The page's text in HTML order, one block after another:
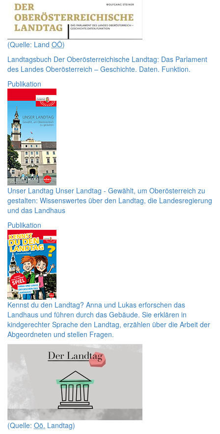
(Quelle: Land OÖ)
Landtagsbuch Der Oberösterreichische Landtag: Das Parlament
des Landes Oberösterreich – Geschichte. Daten. Funktion.
Publikation
Unser Landtag Unser Landtag - Gewählt, um Oberösterreich zu
gestalten: Wissenswertes über den Landtag, die Landesregierung
und das Landhaus
Publikation
Kennst du den Landtag? Anna und Lukas erforschen das
Landhaus und führen durch das Gebäude. Sie erklären in
kindgerechter Sprache den Landtag, erzählen über die Arbeit der
Abgeordneten und stellen Fragen.
(Quelle: Oö. Landtag)